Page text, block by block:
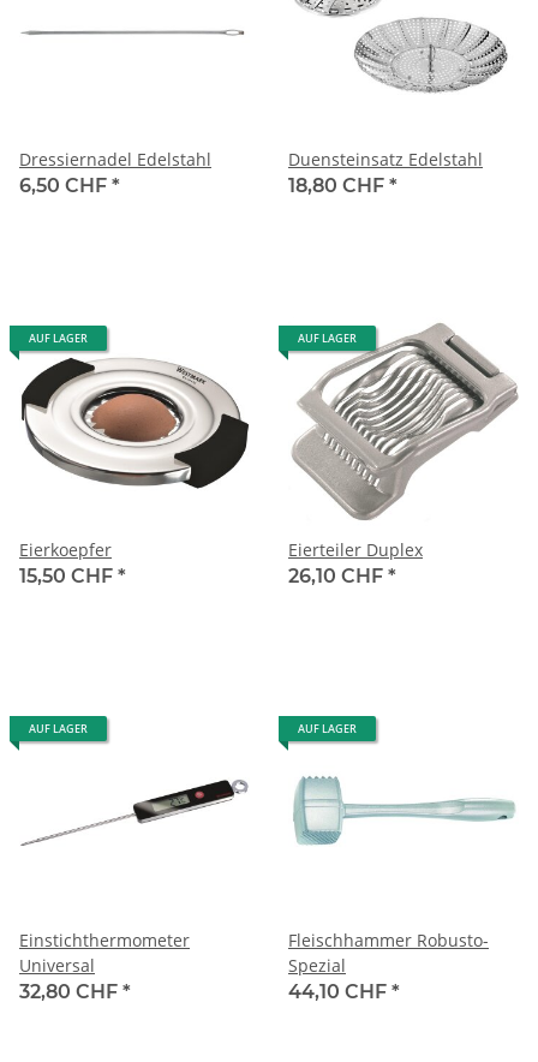
Dressiernadel Edelstahl
6,50 CHF *
Duensteinsatz Edelstahl
18,80 CHF *
AUF LAGER
Eierkoepfer
15,50 CHF *
AUF LAGER
Eierteiler Duplex
26,10 CHF *
AUF LAGER
Einstichthermometer
Universal
32,80 CHF *
AUF LAGER
Fleischhammer Robusto-
Spezial
44,10 CHF *